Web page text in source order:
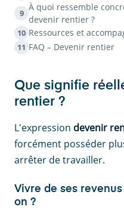
9
À quoi ressemble
devenir rentier ?
10 Ressources et
11 FAQ – Devenir rentier
Que signifie
rentier ?
L'expression devenir
forcément posséder
arrêter de travailler.
Vivre de ses
on ?